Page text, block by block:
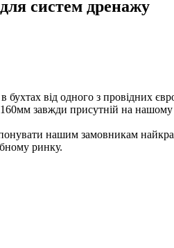
систем дренажу
від одного з провідних
завжди присутній на нашому
нашим замовникам
ринку.